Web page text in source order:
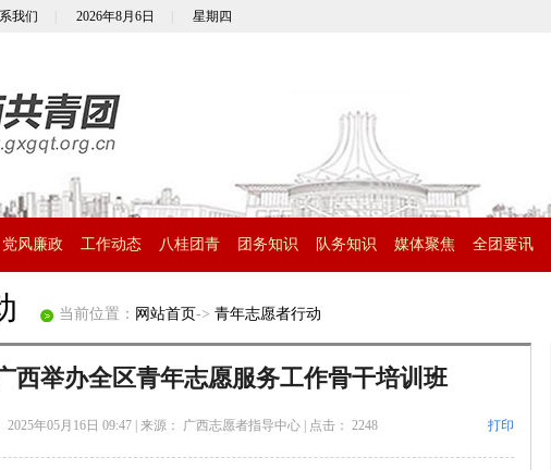
我们 2026年8月6日 星期四
党风廉政 工作动态 八桂团青 团务知识 队务知识 媒体聚焦 全团要讯
当前位置： 网站首页-> 青年志愿者行动
西举办全区青年志愿服务工作骨干培训班
2025年05月16日 09:47 来源： 广西志愿者指导中心 点击： 2248 打印